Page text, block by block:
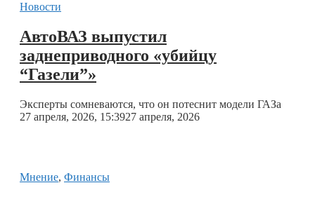
Новости
АвтоВАЗ выпустил
заднеприводного «убийцу
“Газели”»
Эксперты сомневаются, что он потеснит модели ГАЗа
27 апреля, 2026, 15:3927 апреля, 2026
Мнение, Финансы